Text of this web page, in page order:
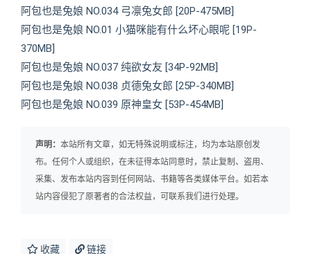
阿包也是兔娘 NO.034 弓凛兔女郎 [20P-475MB]
阿包也是兔娘 NO.01 小猫咪能有什么坏心眼呢 [19P-
370MB]
阿包也是兔娘 NO.037 纯欲女友 [34P-92MB]
阿包也是兔娘 NO.038 贞德兔女郎 [25P-340MB]
阿包也是兔娘 NO.039 原神皇女 [53P-454MB]
声明： 本站所有文章，如无特殊说明或标注，均为本站原创发
布。任何个人或组织，在未征得本站同意时，禁止复制、盗用、
采集、发布本站内容到任何网站、书籍等各类媒体平台。如若本
站内容侵犯了原著者的合法权益，可联系我们进行处理。
收藏 链接